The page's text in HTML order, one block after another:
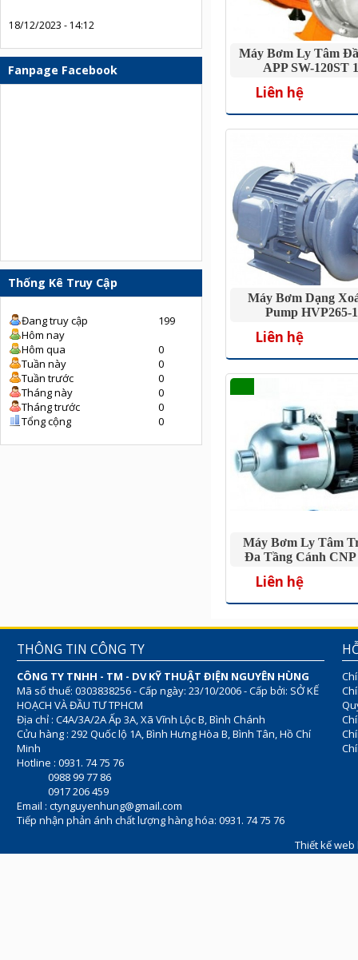
18/12/2023 - 14:12
Fanpage Facebook
Thống Kê Truy Cập
Đang truy cập
199
Hôm nay
Hôm qua
0
Tuần này
0
Tuần trước
0
Tháng này
0
Tháng trước
0
Tổng cộng
0
Máy Bơm Ly Tâm
APP SW-120ST
Liên hệ
Máy Bơm Dạng
Pump HVP265-
Liên hệ
Máy Bơm Ly Tâm
Đa Tầng Cánh
Liên hệ
THÔNG TIN CÔNG TY
CÔNG TY TNHH - TM - DV KỸ THUẬT ĐIỆN NGUYÊN HÙNG
Mã số thuế: 0303838256 - Cấp ngày: 23/10/2006 - Cấp bởi: SỞ KẾ
HOẠCH VÀ ĐẦU TƯ TPHCM
Địa chỉ : C4A/3A/2A Ấp 3A, Xã Vĩnh Lộc B, Bình Chánh
Cửu hàng : 292 Quốc lộ 1A, Bình Hưng Hòa B, Bình Tân, Hồ Chí
Minh
Hotline : 0931. 74 75 76
0988 99 77 86
0917 206 459
Email : ctynguyenhung@gmail.com
Tiếp nhận phản ánh chất lượng hàng hóa: 0931. 74 75 76
Thiết kế web